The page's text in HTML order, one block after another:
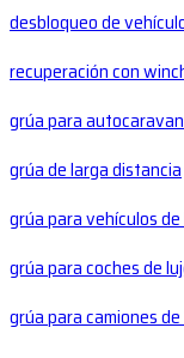
desbloqueo de
recuperación con
grúa para
grúa de larga distancia
grúa para vehículos
grúa para coches de
grúa para camiones